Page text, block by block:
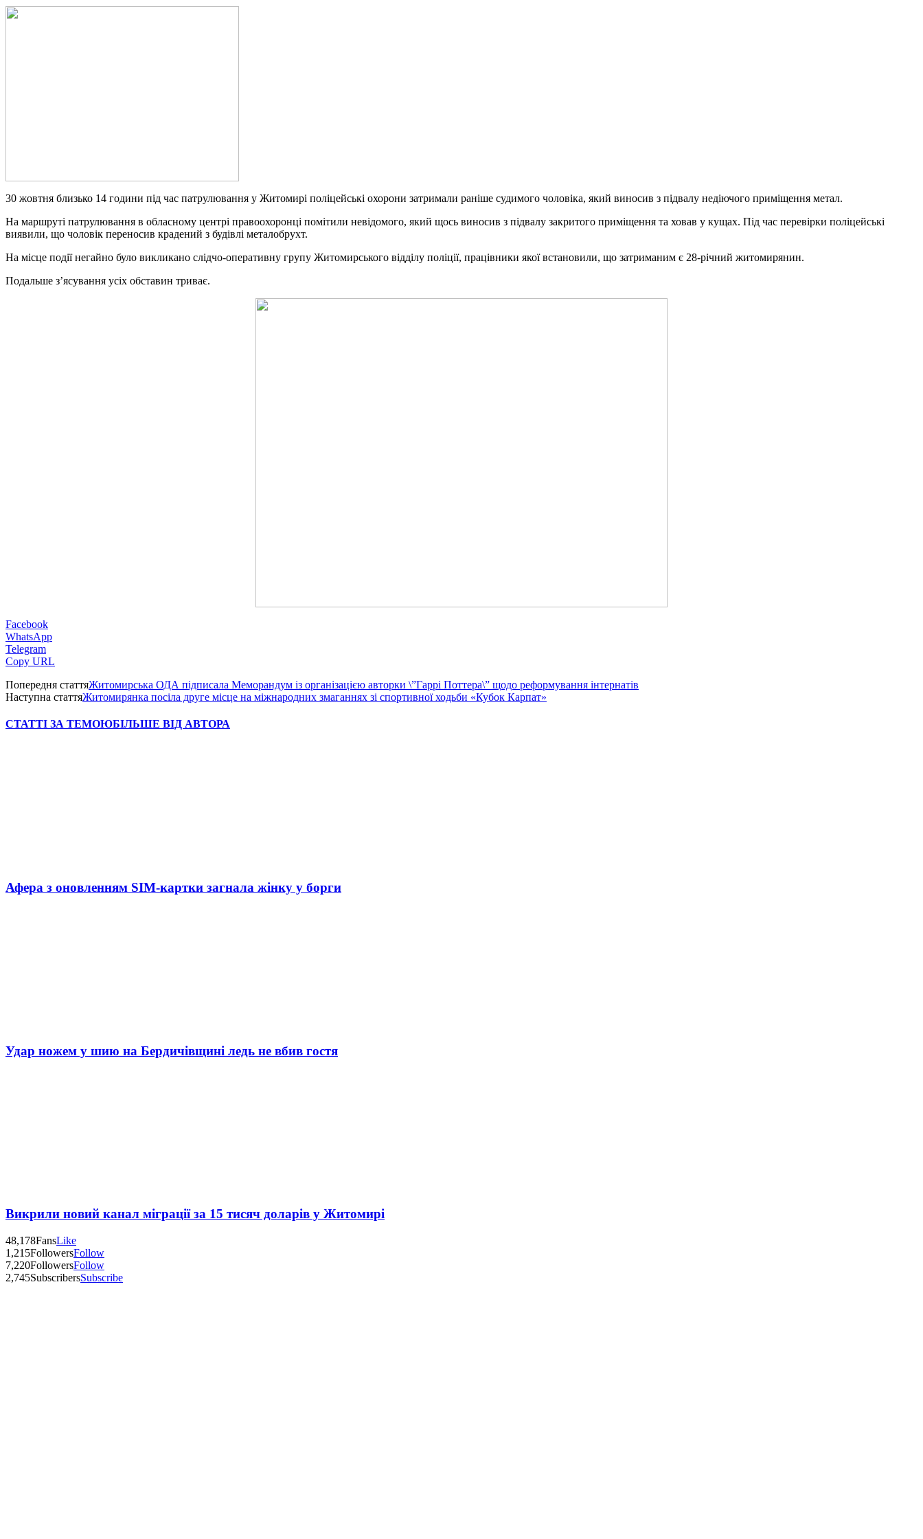
30 жовтня близько 14 години під час патрулювання у Житомирі поліцейські охорони затримали раніше судимого чоловіка, який виносив з підвалу недіючого приміщення метал.
На маршруті патрулювання в обласному центрі правоохоронці помітили невідомого, який щось виносив з підвалу закритого приміщення та ховав у кущах. Під час перевірки поліцейські
виявили, що чоловік переносив крадений з будівлі металобрухт.
На місце події негайно було викликано слідчо-оперативну групу Житомирського відділу поліції, працівники якої встановили, що затриманим є 28-річний житомирянин.
Подальше з’ясування усіх обставин триває.
Facebook
WhatsApp
Telegram
Copy URL
Попередня статтяЖитомирська ОДА підписала Меморандум із організацією авторки \”Гаррі Поттера\” щодо реформування інтернатів
Наступна статтяЖитомирянка посіла друге місце на міжнародних змаганнях зі спортивної ходьби «Кубок Карпат»
СТАТТІ ЗА ТЕМОЮБІЛЬШЕ ВІД АВТОРА
Афера з оновленням SIM-картки загнала жінку у борги
Удар ножем у шию на Бердичівщині ледь не вбив гостя
Викрили новий канал міграції за 15 тисяч доларів у Житомирі
48,178FansLike
1,215FollowersFollow
7,220FollowersFollow
2,745SubscribersSubscribe